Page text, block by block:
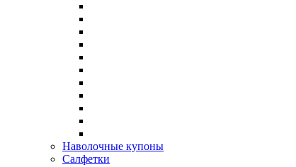
Наволочные купоны
Салфетки